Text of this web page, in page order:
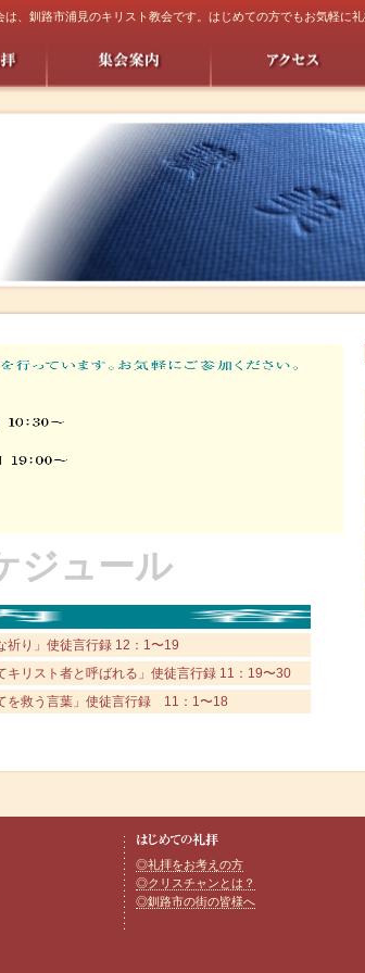
は、釧路市浦見のキリスト教会です。はじめての方でもお気軽に礼
ジュール
祈り」使徒言行録 12：1〜19
キリスト者と呼ばれる」使徒言行録 11：19〜30
を救う言葉」使徒言行録 11：1〜18
◎礼拝をお考えの方
◎クリスチャンとは？
◎釧路市の街の皆様へ